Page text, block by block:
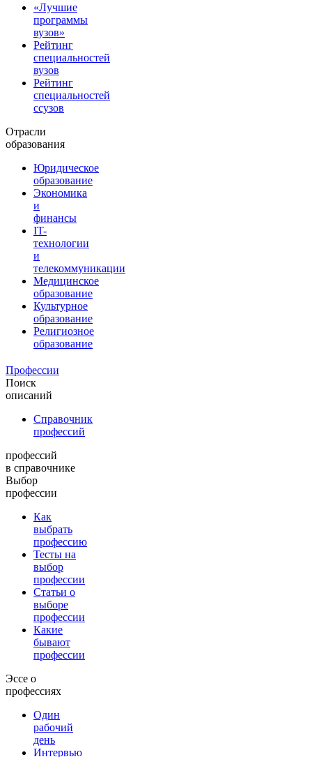
«Лучшие
программы
вузов»
Рейтинг
специальностей
вузов
Рейтинг
специальностей
ссузов
Отрасли
образования
Юридическое
образование
Экономика
и
финансы
IT-
технологии
и
телекоммуникации
Медицинское
образование
Культурное
образование
Религиозное
образование
Профессии
Поиск
описаний
Справочник
профессий
профессий
в справочнике
Выбор
профессии
Как
выбрать
профессию
Тесты на
выбор
профессии
Статьи о
выборе
профессии
Какие
бывают
профессии
Эссе о
профессиях
Один
рабочий
день
Интервью